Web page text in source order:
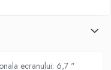
ecranului: 6,7 "